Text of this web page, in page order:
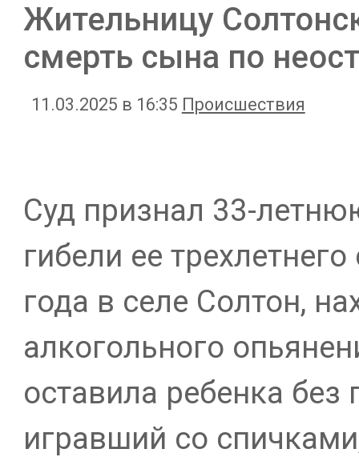
Жительницу
смерть сына по
11.03.2025 в 16:35 Происшествия
Суд признал 33-
гибели ее
года в селе Солтон,
алкогольного
оставила ребенка
игравший со